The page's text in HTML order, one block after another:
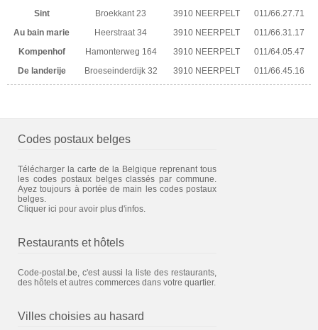
Sint Broekkant 23 3910 NEERPELT
011/66.27.71
Au bain marie
Heerstraat 34 3910 NEERPELT
011/66.31.17
Kompenhof
Hamonterweg 164 3910 NEERPELT
011/64.05.47
De landerije
Broeseinderdijk 32 3910 NEERPELT 011/66.45.16
Codes postaux belges
Télécharger la carte de la Belgique reprenant tous
les codes postaux belges classés par commune.
Ayez toujours à portée de main les codes postaux
belges.
Cliquer ici pour avoir plus d'infos.
Restaurants et hôtels
Code-postal.be, c'est aussi la liste des restaurants,
des hôtels et autres commerces dans votre quartier.
Villes choisies au hasard